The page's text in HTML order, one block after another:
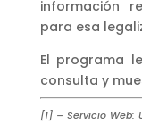
información
para esa
El programa
consulta y
[1] – Servicio Web: